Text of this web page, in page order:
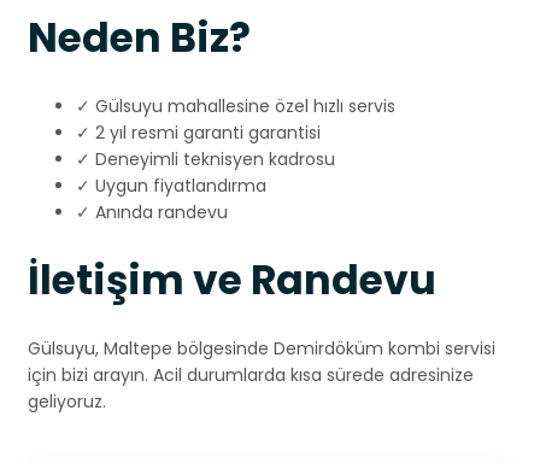
Neden Biz?
✓ Gülsuyu mahallesine özel hızlı servis
✓ 2 yıl resmi garanti garantisi
✓ Deneyimli teknisyen kadrosu
✓ Uygun fiyatlandırma
✓ Anında randevu
İletişim ve Randevu
Gülsuyu, Maltepe bölgesinde Demirdöküm kombi servisi
için bizi arayın. Acil durumlarda kısa sürede adresinize
geliyoruz.